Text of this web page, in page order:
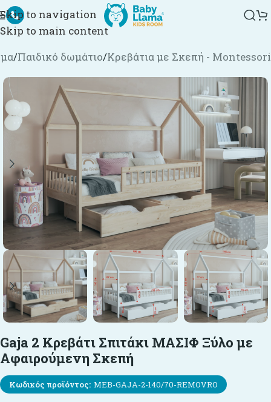
Skip to navigation
Skip to main content
/Παιδικό δωμάτιο/Κρεβάτια με Σκεπή - Montessori
Gaja 2 Κρεβάτι Σπιτάκι ΜΑΣΙΦ Ξύλο με
Αφαιρούμενη Σκεπή
Κωδικός προϊόντος: MEB-GAJA-2-140/70-REMOVRO